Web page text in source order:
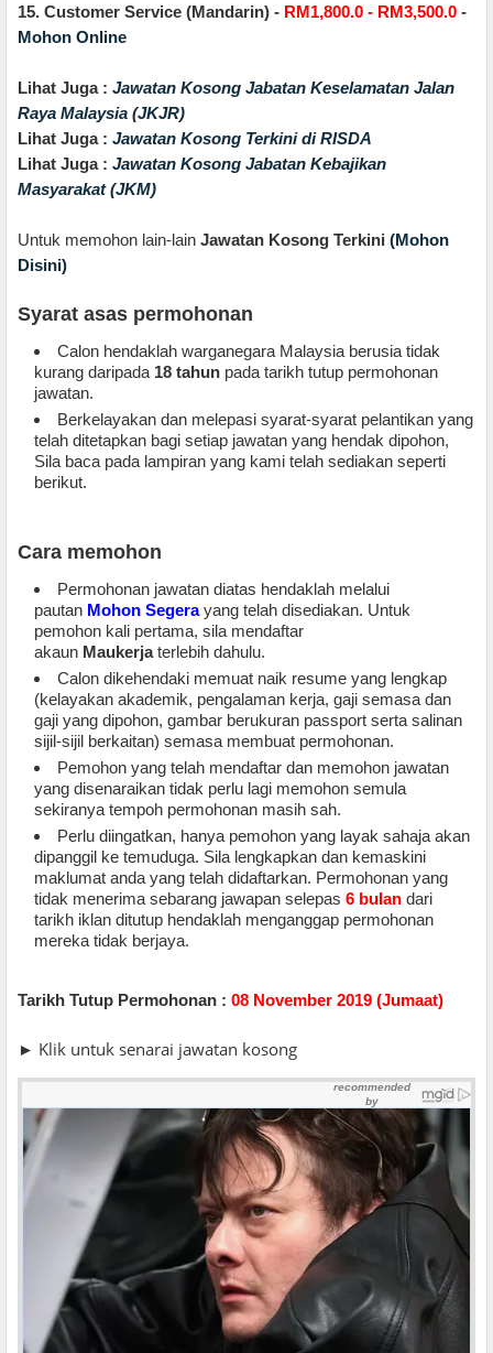
15. Customer Service (Mandarin) - RM1,800.0 - RM3,500.0 -
Mohon Online
Lihat Juga : Jawatan Kosong Jabatan Keselamatan Jalan
Raya Malaysia (JKJR)
Lihat Juga : Jawatan Kosong Terkini di RISDA
Lihat Juga : Jawatan Kosong Jabatan Kebajikan
Masyarakat (JKM)
Untuk memohon lain-lain Jawatan Kosong Terkini (Mohon
Disini)
Syarat asas permohonan
Calon hendaklah warganegara Malaysia berusia tidak
kurang daripada 18 tahun pada tarikh tutup permohonan
jawatan.
Berkelayakan dan melepasi syarat-syarat pelantikan yang
telah ditetapkan bagi setiap jawatan yang hendak dipohon,
Sila baca pada lampiran yang kami telah sediakan seperti
berikut.
Cara memohon
Permohonan jawatan diatas hendaklah melalui
pautan Mohon Segerayang telah disediakan. Untuk
pemohon kali pertama, sila mendaftar
akaun Maukerjaterlebih dahulu.
Calon dikehendaki memuat naik resume yang lengkap
(kelayakan akademik, pengalaman kerja, gaji semasa dan
gaji yang dipohon, gambar berukuran passport serta salinan
sijil-sijil berkaitan) semasa membuat permohonan.
Pemohon yang telah mendaftar dan memohon jawatan
yang disenaraikan tidak perlu lagi memohon semula
sekiranya tempoh permohonan masih sah.
Perlu diingatkan, hanya pemohon yang layak sahaja akan
dipanggil ke temuduga. Sila lengkapkan dan kemaskini
maklumat anda yang telah didaftarkan. Permohonan yang
tidak menerima sebarang jawapan selepas 6 bulan dari
tarikh iklan ditutup hendaklah menganggap permohonan
mereka tidak berjaya.
Tarikh Tutup Permohonan : 08 November 2019 (Jumaat)
► Klik untuk senarai jawatan kosong